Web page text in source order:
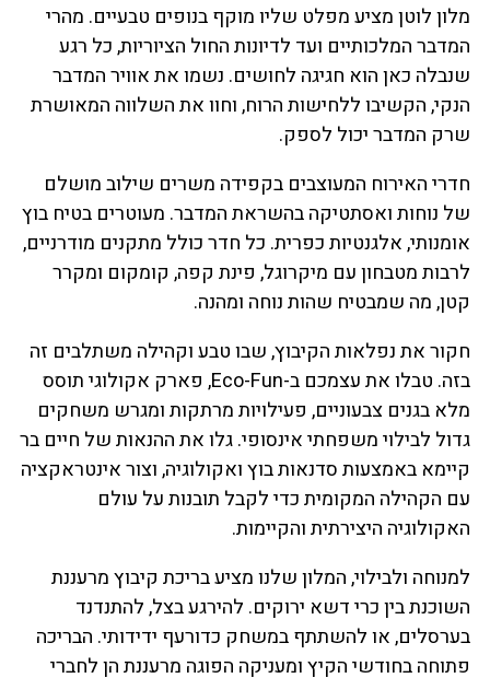
מלון לוטן מציע מפלט שליו מוקף בנופים טבעיים. מהרי
המדבר המלכותיים ועד לדיונות החול הציוריות, כל רגע
שנבלה כאן הוא חגיגה לחושים. נשמו את אוויר המדבר
הנקי, הקשיבו ללחישות הרוח, וחוו את השלווה המאושרת
שרק המדבר יכול לספק.
חדרי האירוח המעוצבים בקפידה משרים שילוב מושלם
של נוחות ואסתטיקה בהשראת המדבר. מעוטרים בטיח בוץ
אומנותי, אלגנטיות כפרית. כל חדר כולל מתקנים מודרניים,
לרבות מטבחון עם מיקרוגל, פינת קפה, קומקום ומקרר
קטן, מה שמבטיח שהות נוחה ומהנה.
חקור את נפלאות הקיבוץ, שבו טבע וקהילה משתלבים זה
בזה. טבלו את עצמכם ב-Eco-Fun, פארק אקולוגי תוסס
מלא בגנים צבעוניים, פעילויות מרתקות ומגרש משחקים
גדול לבילוי משפחתי אינסופי. גלו את ההנאות של חיים בר
קיימא באמצעות סדנאות בוץ ואקולוגיה, וצור אינטראקציה
עם הקהילה המקומית כדי לקבל תובנות על עולם
האקולוגיה היצירתית והקיימות.
למנוחה ולבילוי, המלון שלנו מציע בריכת קיבוץ מרעננת
השוכנת בין כרי דשא ירוקים. להירגע בצל, להתנדנד
בערסלים, או להשתתף במשחק כדורעף ידידותי. הבריכה
פתוחה בחודשי הקיץ ומעניקה הפוגה מרעננת הן לחברי